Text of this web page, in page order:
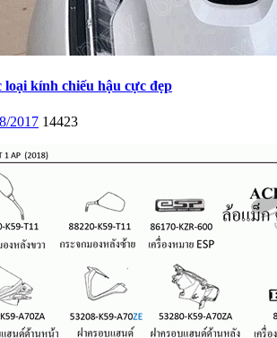
loại kính chiếu hậu cực đẹp
2017 14423